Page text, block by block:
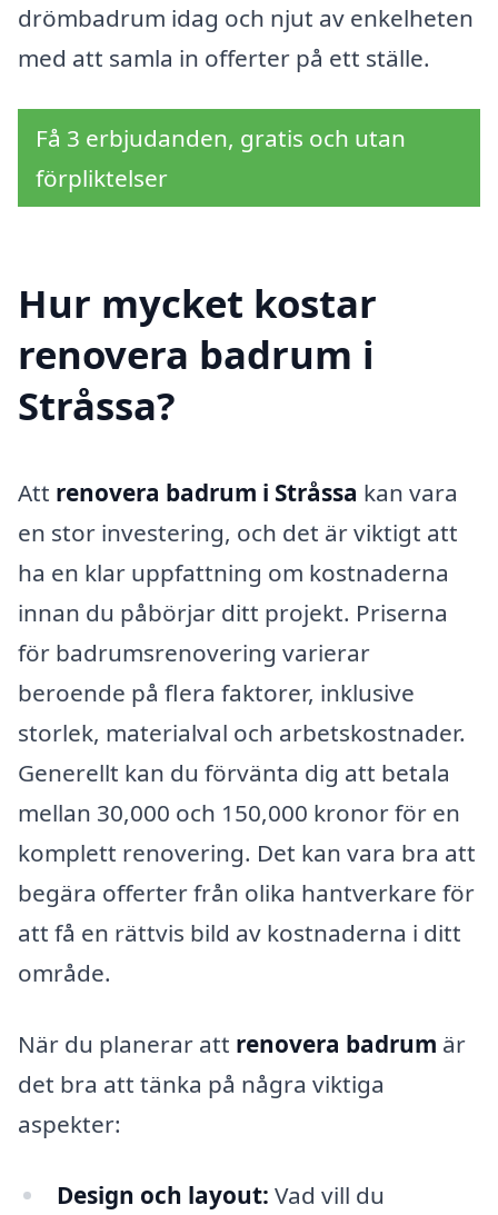
drömbadrum idag och njut av enkelheten
med att samla in offerter på ett ställe.
Få 3 erbjudanden, gratis och utan
förpliktelser
Hur mycket kostar
renovera badrum i
Stråssa?
Att renovera badrum i Stråssa kan vara
en stor investering, och det är viktigt att
ha en klar uppfattning om kostnaderna
innan du påbörjar ditt projekt. Priserna
för badrumsrenovering varierar
beroende på flera faktorer, inklusive
storlek, materialval och arbetskostnader.
Generellt kan du förvänta dig att betala
mellan 30,000 och 150,000 kronor för en
komplett renovering. Det kan vara bra att
begära offerter från olika hantverkare för
att få en rättvis bild av kostnaderna i ditt
område.
När du planerar att renovera badrum är
det bra att tänka på några viktiga
aspekter:
Design och layout: Vad vill du